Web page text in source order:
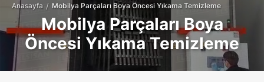
Anasayfa / Mobilya Parçaları Boya Öncesi Yıkama Temizleme
Mobilya Parçaları Boya
Öncesi Yıkama Temizleme